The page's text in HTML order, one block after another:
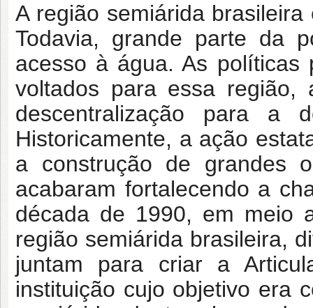
A região semiárida
Todavia, grande parte da
acesso à água. As políticas
voltados para essa região,
descentralização para a
Historicamente, a ação
a construção de grandes
acabaram fortalecendo a
década de 1990, em meio
região semiárida brasileira,
juntam para criar a
instituição cujo objetivo era